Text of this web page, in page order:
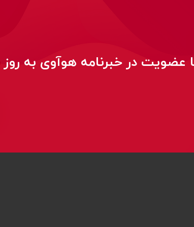
عضویت در خبرنامه هوآوی به روز